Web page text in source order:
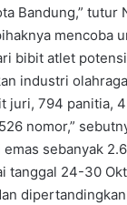
Bandung,”
mencoba
bibit atlet
industri
juri, 794 panitia,
nomor,”
sebanyak
tanggal 24-30